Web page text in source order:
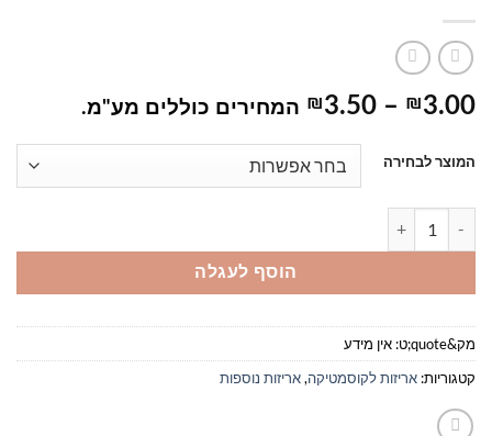
₪3.00
–
₪3.50
טווח
עד
המחירים כוללים מע"מ.
המוצר לבחירה
הוסף לעגלה
מק&quote;ט:
אין מידע
קטגוריות: אריזות לקוסמטיקה,אריזות נוספות